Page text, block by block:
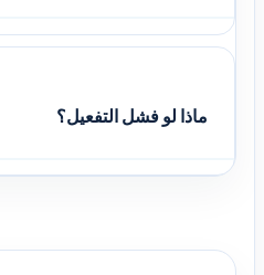
ماذا لو فشل التفعيل؟